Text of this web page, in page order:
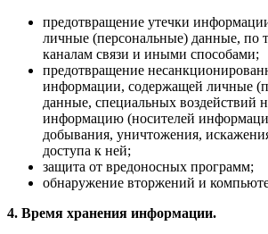
предотвращение утечки
личные (персональные) данные, по
каналам связи и иными способами;
предотвращение
информации, содержащей личные
данные, специальных воздействий
информацию (носителей
добывания, уничтожения,
доступа к ней;
защита от вредоносных программ;
обнаружение вторжений и
4. Время хранения информации.